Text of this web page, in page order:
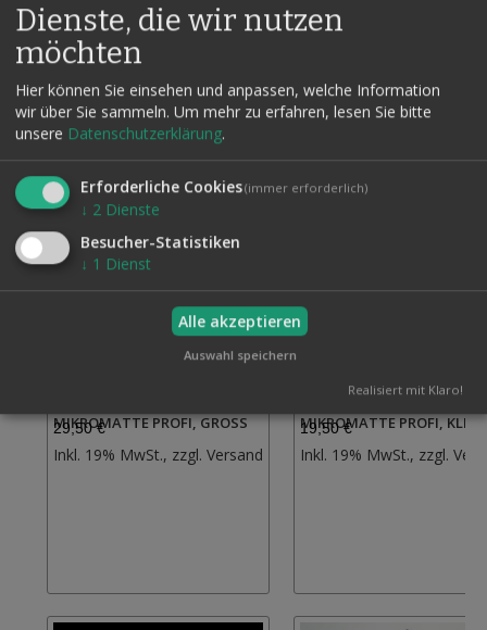
Produktsicherheit
Verwandte Artikel
MIKROMATTE PROFI, GROSS
29,50 €
Inkl. 19% MwSt., zzgl. VersandZur
MIKROMATTE PROFI, KLEIN
19,50 €
Inkl. 19% MwSt., zzgl.
Dienste, die wir nutzen
möchten
Hier können Sie einsehen und anpassen, welche Information
wir über Sie sammeln. Um mehr zu erfahren, lesen Sie bitte
unsere Datenschutzerklärung.
Erforderliche Cookies(immer erforderlich)
↓ 2 Dienste
Besucher-Statistiken
↓ 1 Dienst
Alle akzeptieren
Auswahl speichern
Realisiert mit Klaro!